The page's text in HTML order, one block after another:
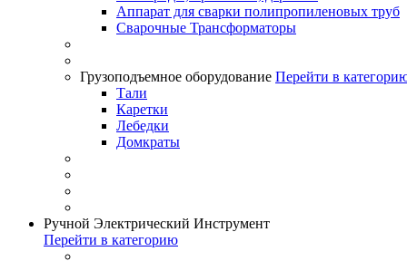
Аппарат для сварки полипропиленовых труб
Сварочные Трансформаторы
Грузоподъемное оборудование Перейти в
Тали
Каретки
Лебедки
Домкраты
Ручной Электрический Инструмент
Перейти в категорию